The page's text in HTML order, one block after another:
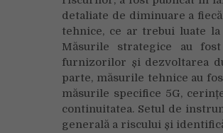
detaliate de diminuare a
tehnice, ce ar trebui luate
Măsurile strategice au
furnizorilor și dezvoltarea
parte, măsurile tehnice au
măsurile specifice 5G,
continuitatea. Setul de
generală a riscului și